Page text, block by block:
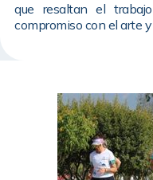
que resaltan el
compromiso con el arte y